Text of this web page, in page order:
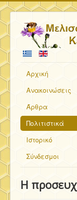
Αρχική
Ανακοινώσεις
Άρθρα
Πολιτιστικά
Ιστορικό
Σύνδεσμοι
Η